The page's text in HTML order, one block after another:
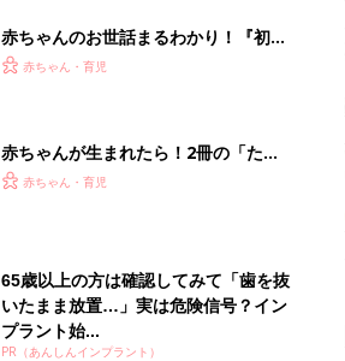
赤ちゃんのお世話まるわかり！『初め
てのひよこクラブ 夏号』〈巻頭大特
赤ちゃん・育児
赤ちゃんが生まれたら！2冊の「たま
ひよ」
赤ちゃん・育児
65歳以上の方は確認してみて「歯を抜
いたまま放置…」実は危険信号？イン
プラント始...
PR（あんしんインプラント）